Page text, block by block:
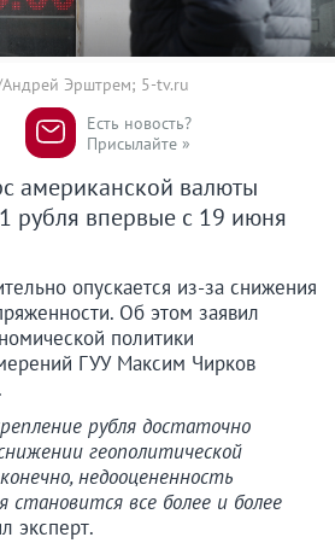
Эрштрем; 5-tv.ru
Есть новость?
Присылайте »
американской валюты
рубля впервые с 19 июня
опускается из-за снижения
Об этом заявил
политики
ГУУ Максим Чирков
рубля достаточно
геополитической
недооцененность
становится все более и более
эксперт.